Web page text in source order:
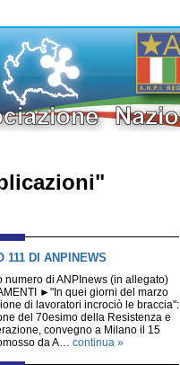
111 DI ANPINEWS
numero di ANPInews (in allegato)
►"In quei giorni del marzo
di lavoratori incrociò le braccia":
del 70esimo della Resistenza e
convegno a Milano il 15
da A… continua »